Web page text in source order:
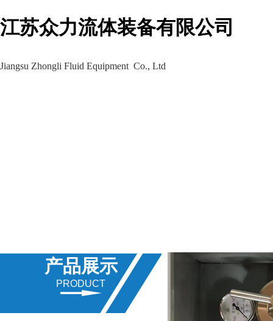
江苏众力流体装备有限公司
Jiangsu Zhongli Fluid Equipment Co., Ltd
产品展示
PRODUCT